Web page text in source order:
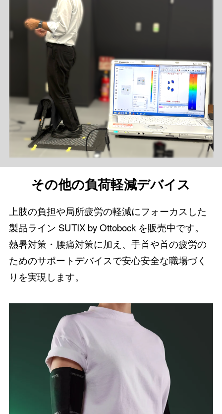
その他の負荷軽減デバイス
上肢の負担や局所疲労の軽減にフォーカスした
製品ライン SUTIX by Ottobock を販売中です。
熱暑対策・腰痛対策に加え、手首や首の疲労の
ためのサポートデバイスで安心安全な職場づく
りを実現します。